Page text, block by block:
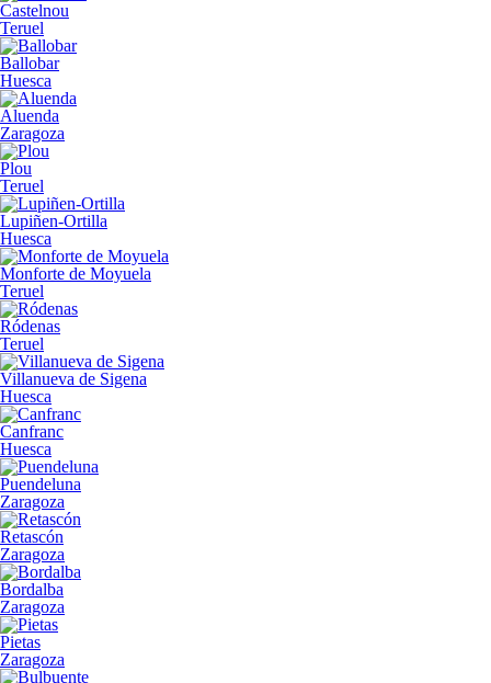
Castelnou
Teruel
Ballobar
Huesca
Aluenda
Zaragoza
Plou
Teruel
Lupiñen-Ortilla
Huesca
Monforte de Moyuela
Teruel
Ródenas
Teruel
Villanueva de Sigena
Huesca
Canfranc
Huesca
Puendeluna
Zaragoza
Retascón
Zaragoza
Bordalba
Zaragoza
Pietas
Zaragoza